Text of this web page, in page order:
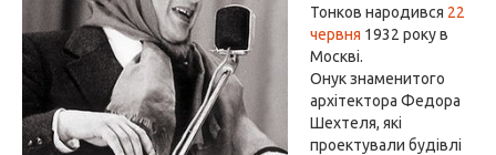
Тонков народився 22
червня 1932 року в
Москві.
Онук знаменитого
архітектора Федора
Шехтеля, які
проектували будівлі